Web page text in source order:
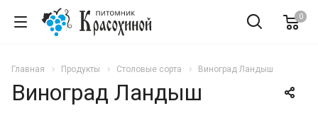
0
Главная Продукты Столовые сорта Виноград Ландыш
Виноград Ландыш